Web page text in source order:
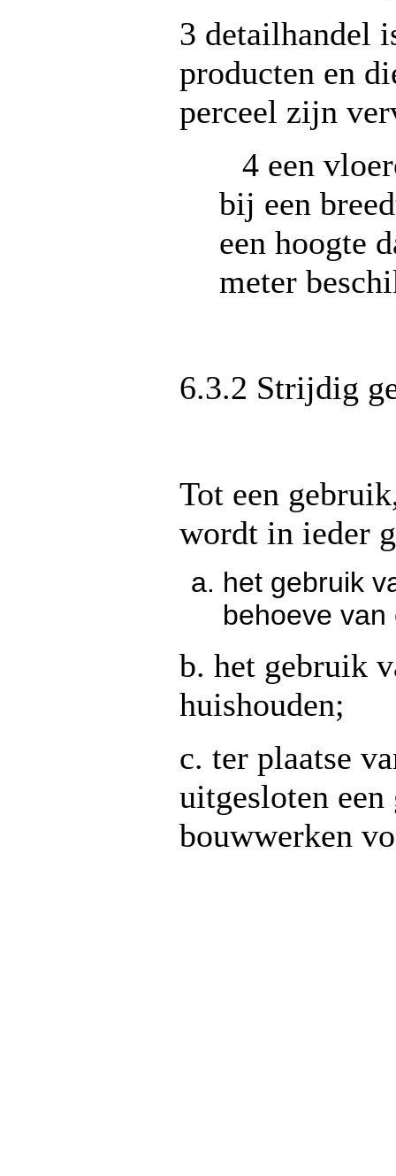
3 detailhandel
producten en
perceel zijn
4 een
bij een
een hoogte
meter
6.3.2 Strijdig
Tot een
wordt in ieder
het gebruik
behoeve
b. het gebruik
huishouden;
c. ter plaatse
uitgesloten
bouwwerken